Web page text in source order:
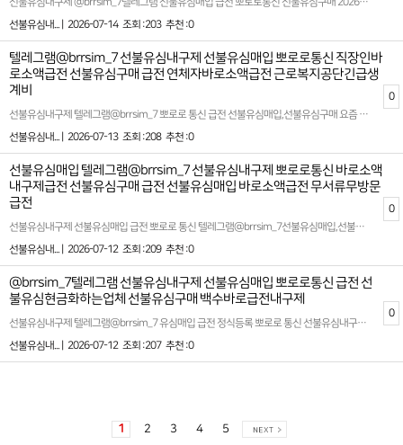
선불유심내... |
2026-07-14 조회 :203 추천 :0
텔레그램@brrsim_7 선불유심내구제 선불유심매입 뽀로로통신 직장인바
로소액급전 선불유심구매 급전 연체자바로소액급전 근로복지공단긴급생
계비
선불유심내구제 텔레그램@brrsim_7 뽀로로 통신 급전 선불유심매입,선불유심구매 요즘 불경기때문에 상황이 많이 어려우시죠? 지금 이순간부터 더 나은 소비를 실천할수 있는 방법입니다!가볍게 시작한 선택이 인생 자체를 바꾸는건 아닐수 있습니다!@brrsim_7 하지만 작은 지출을 관리하는 능력은 곧 자기 인생을 관리하는 힘으로 이어집니다! 오늘도 새로운 선택을 고민하고 있다면 선불유심 뽀로로 통신과 함께하세요! 당신의 통장은 물론이고,삶의 질도 바뀌기 시작할것입니다! 자류롭게 살고 싶다면 선불유심내구제 뽀로로 통신과 함께하세요 모바일 대출,소액급전,소액대출,알바,생활비,재테크,책임 있는 소비 습관, 생활비 계획, 재정관리 체계 구축, 비상금 마련, 금융 리스크 인식, 장기 재무 목표 설정, 정책금융 활용, 서민금융 접근, 금융 상담 활용, 합법적 대출 활용, 투명정산, 재무 설계, 금융사기 예방, 소비자보호, 디지털 신원 보호, 개인정보 안전 관리, 모바일 인증과 전자서명 불필요한 고정비를 줄이는것은 장기적으로 큰 도움이 됩니다 대한민국 정식 등록업체!신규 1회선 11만원 지급!최대 3회선 35만원 지급!15일이상 유지시 유지비 지급,보너스 선물 지급! 소개시 소개비 3만원~5만원 지급! 확실한 파트너와 함께하세요 시간 낭비와 신용 하락을 막는 가장 좋은 방법은 처음부터 제대로 된 전문가를 만나는 것입니다 감사합니다! 좋은하루 보내세요! 홈페이지: https://brrsim77.isweb.co.kr 홈페이지: https://litt.ly/brrsim7
선불유심내... |
2026-07-13 조회 :208 추천 :0
0
선불유심매입 텔레그램@brrsim_7 선불유심내구제 뽀로로통신 바로소액
내구제급전 선불유심구매 급전 선불유심매입 바로소액급전 무서류무방문
급전
선불유심내구제 선불유심매입 급전 뽀로로 통신 텔레그램@brrsim_7선불유심매입,선불유심구매,갑작스러운 급전,소액급전ˏ가개통،폰테크،내구제¸폰내구제‚유심내구제ˎ핸드폰내구제ˏ대출ˏ소액대출ˎ무직자대출ˏ선불유심,병원비,공과금,월세,생활비 등 긴급한 상황에서 빠르고 안전하게 생계자금을 확보할수 있습니다고객 한분 한분의 상황을 이해하고 신용이나 작업 유무와 상관없이 모두가 이용할수 있는 맞춤형 내구제 서비스를 제공합니다!급하게 필요한 자금 이제 혼자 고민하지마세요!뽀로로 통신 선불유심내구제가 신속하고 안전한 방법으로 여러분의 생활에 도움을 드리겠습니다바로 소액 현금화 생계자금 지원이 필요하다면 뽀로로 통신과 함께하세요무직자,대학생,회생자,신불자들도 부담없이 신청할수 있으며 투명하고 정직한 절차로 믿을수 있는 업체입니다확실한 파트너와 함께하세요 시간 낭비와 신용 하락을 막는 가장 좋은 방법은 처음부터 제대로 된 전문가를 만나는 것입니다텔레그램@brrsim_7 고객님의 상황을 최우선으로 고려하여 최적의 결과를 만들어 드립니다홈페이지: https://brrsim77.isweb.co.kr 홈페이지: https://litt.ly/brrsim7
선불유심내... |
2026-07-12 조회 :209 추천 :0
0
@brrsim_7텔레그램 선불유심내구제 선불유심매입 뽀로로통신 급전 선
불유심현금화하는업체 선불유심구매 백수바로급전내구제
선불유심내구제 텔레그램@brrsim_7 유심매입 급전 정식등록 뽀로로 통신 선불유심내구제 선불유심구매,선불유심매입 업체 대출단기 연체 선불유심내구제 20만원 ,핸드폰 바로소액 대출 2026년 바로소액급전 대출 소액급전ˏ가개통،폰테크،내구제¸폰내구제‚유심내구제ˎ핸드폰내구제ˏ대출ˏ소액대출ˎ무직자대출ˏ선불유심. 뽀로로 통신은 선불유심 매입 및 선불유심현금화를 전문으로 하는 정식 통신 마케팅업체입니다 뽀로로 통신은 선불유심 내구제와 소액대출 서비스를 전문으로 제공하는 저희 플랫폼은 고객님들의 긴급한 자금 문제를 빠르고 효율적으로 해결할수 있도록 최선을 다하고 있습니다 바로 소액급전을 안전하게 받아 볼수 있는 안심 선불유심 내구제 전문기업니다 특히 모바일 통해 바로 처리 가능한 소액 대출과 관련된 다양한 솔루션을 제안하며 최대 회선을 활용한 내구제 서비스도 함께 운영하고 있습니다 확실한 파트너와 함께하세요 시간 낭비와 신용 하락을 막는 가장 좋은 방법은 처음부터 제대로 된 전문가를 만나는 것입니다 홈페이지: https://brrsim77.isweb.co.kr 홈페이지: https://litt.ly/brrsim7
선불유심내... |
2026-07-12 조회 :207 추천 :0
0
1 2 3 4 5